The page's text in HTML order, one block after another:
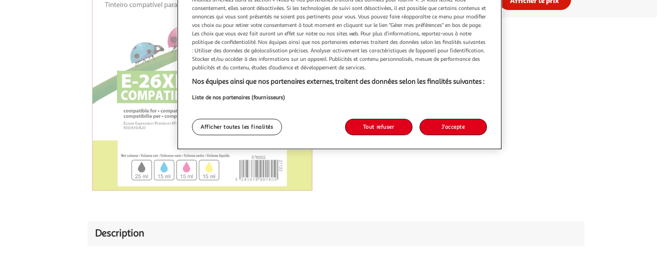
Description
consentement, elles seront désactivées. Si les technologies de suivi sont désactivées, il est possible que certains contenus et
annonces qui vous sont présentés ne soient pas pertinents pour vous. Vous pouvez faire réapparaître ce menu pour modifier
vos choix ou pour retirer votre consentement à tout moment en cliquant sur le lien "Gérer mes préférences" en bas de page.
Les choix que vous avez fait auront un effet sur notre ou nos sites web. Pour plus d’informations, reportez-vous à notre
politique de confidentialité. Nos équipes ainsi que nos partenaires externes traitent des données selon les finalités suivantes
: Utiliser des données de géolocalisation précises. Analyser activement les caractéristiques de l’appareil pour l’identification.
Stocker et/ou accéder à des informations sur un appareil. Publicités et contenu personnalisés, mesure de performance des
publicités et du contenu, études d’audience et développement de services.
Nos équipes ainsi que nos partenaires externes, traitent des données selon les finalités suivantes :
Liste de nos partenaires (fournisseurs)
Afficher toutes les finalités Tout refuser J'accepte